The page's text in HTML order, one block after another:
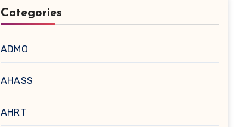
Categories
ADMO
AHASS
AHRT